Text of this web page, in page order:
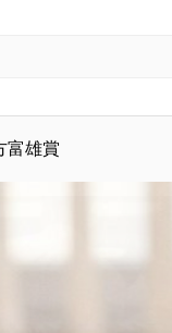
富雄賞